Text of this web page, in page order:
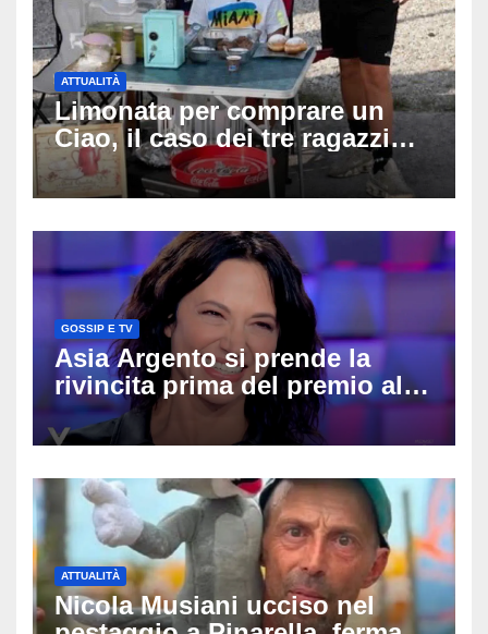
ATTUALITÀ
Limonata per comprare un
Ciao, il caso dei tre ragazzi
divide l’Italia: Fedriga li invita
in Regione, Vannacci li
GOSSIP E TV
Asia Argento si prende la
rivincita prima del premio alla
carriera: «Mi chiamano
raccomandata e cagna»
ATTUALITÀ
Nicola Musiani ucciso nel